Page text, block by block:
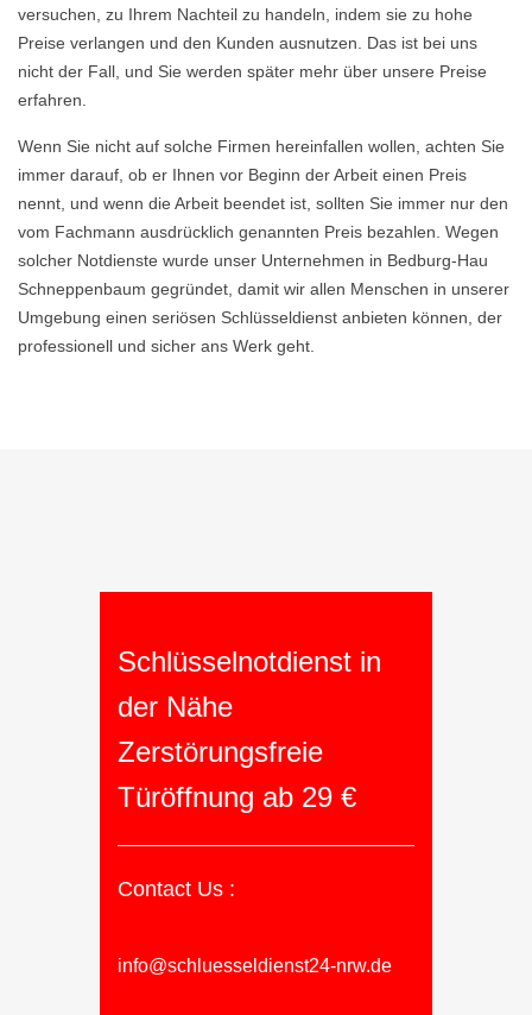
versuchen, zu Ihrem Nachteil zu handeln, indem sie zu hohe
Preise verlangen und den Kunden ausnutzen. Das ist bei uns
nicht der Fall, und Sie werden später mehr über unsere Preise
erfahren.
Wenn Sie nicht auf solche Firmen hereinfallen wollen, achten Sie
immer darauf, ob er Ihnen vor Beginn der Arbeit einen Preis
nennt, und wenn die Arbeit beendet ist, sollten Sie immer nur den
vom Fachmann ausdrücklich genannten Preis bezahlen. Wegen
solcher Notdienste wurde unser Unternehmen in Bedburg-Hau
Schneppenbaum gegründet, damit wir allen Menschen in unserer
Umgebung einen seriösen Schlüsseldienst anbieten können, der
professionell und sicher ans Werk geht.
Schlüsselnotdienst in
der Nähe
Zerstörungsfreie
Türöffnung ab 29 €
Contact Us :
info@schluesseldienst24-nrw.de